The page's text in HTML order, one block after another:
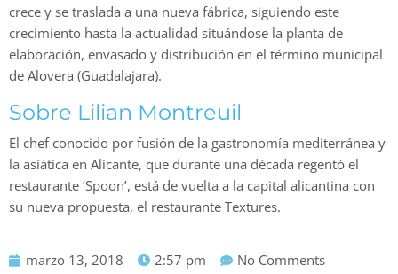
crece y se traslada a una nueva fábrica, siguiendo este
crecimiento hasta la actualidad situándose la planta de
elaboración, envasado y distribución en el término municipal
de Alovera (Guadalajara).
Sobre Lilian Montreuil
El chef conocido por fusión de la gastronomía mediterránea y
la asiática en Alicante, que durante una década regentó el
restaurante ‘Spoon’, está de vuelta a la capital alicantina con
su nueva propuesta, el restaurante Textures.
marzo 13, 2018 2:57 pm
No Comments